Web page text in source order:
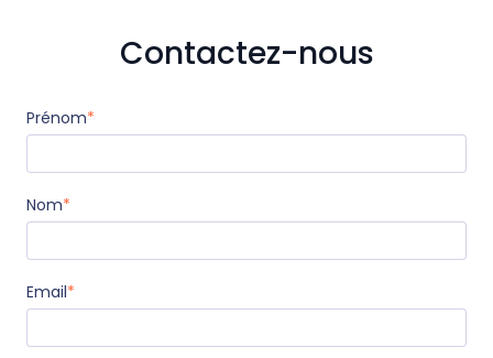
Contactez-nous
Prénom*
Nom*
Email*